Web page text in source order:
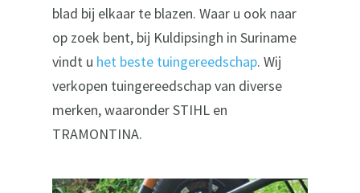
blad bij elkaar te blazen. Waar u ook naar
op zoek bent, bij Kuldipsingh in Suriname
vindt u het beste tuingereedschap. Wij
verkopen tuingereedschap van diverse
merken, waaronder STIHL en
TRAMONTINA.